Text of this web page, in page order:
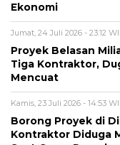
Ekonomi
Jumat, 24 Juli 2026 - 23:12
Proyek Belasan
Tiga Kontraktor,
Mencuat
Kamis, 23 Juli 2026 - 14:53
Borong Proyek di
Kontraktor Diduga